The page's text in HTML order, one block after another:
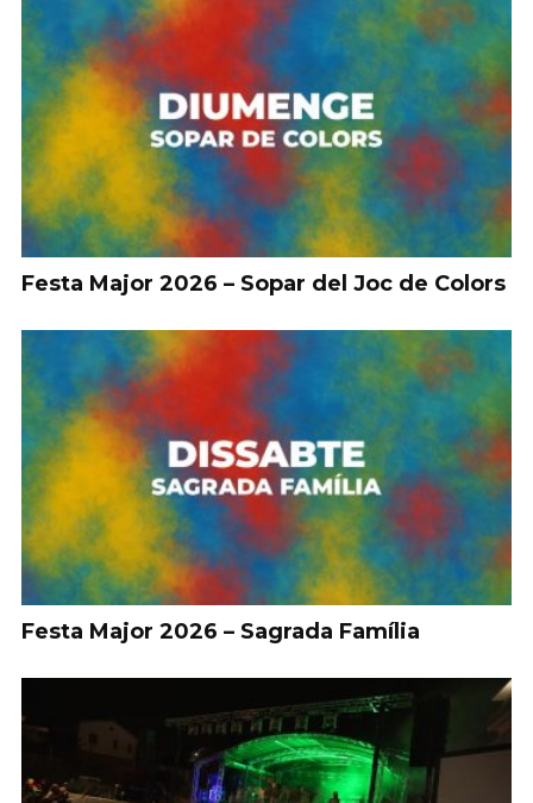
Festa Major 2026 – Sopar del Joc de Colors
Festa Major 2026 – Sagrada Família